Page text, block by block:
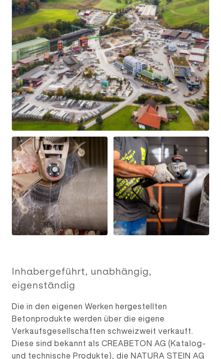
Inhabergeführt, unabhängig,
eigenständig
Die in den eigenen Werken hergestellten
Betonprodukte werden über die eigene
Verkaufsgesellschaften schweizweit verkauft.
Diese sind bekannt als CREABETON AG (Katalog-
und technische Produkte), die NATURA STEIN AG